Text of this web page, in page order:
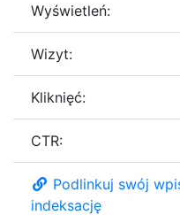
Wyświetleń:
Wizyt:
Kliknięć:
CTR:
Podlinkuj swój
indeksację